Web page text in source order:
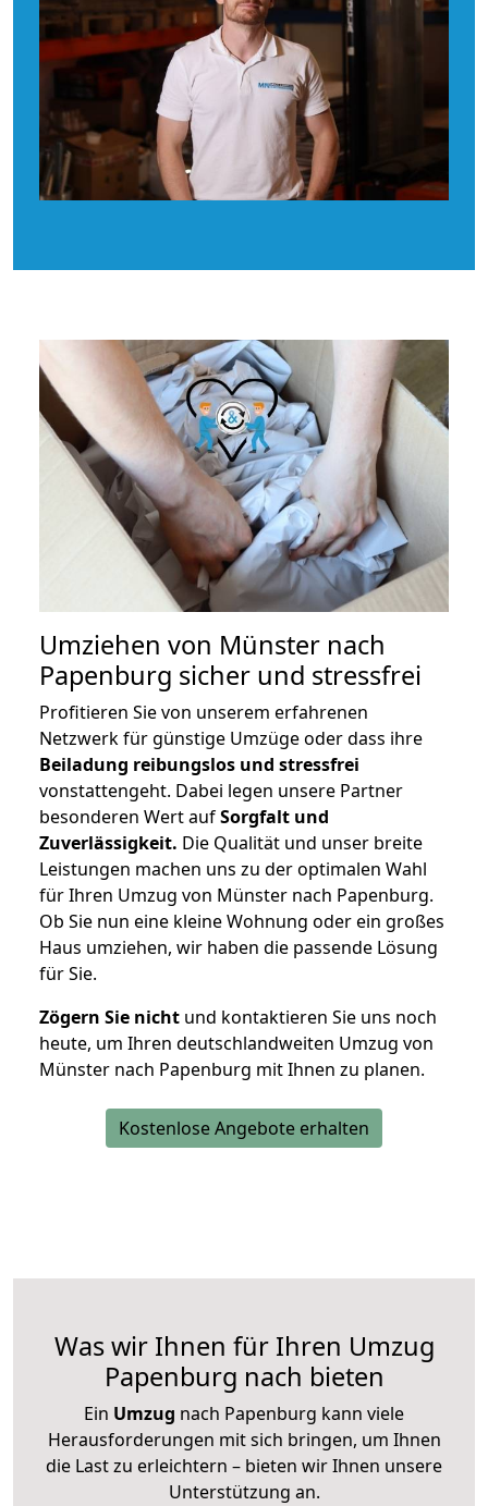
Umziehen von Münster nach
Papenburg sicher und stressfrei
Profitieren Sie von unserem erfahrenen
Netzwerk für günstige Umzüge oder dass ihre
Beiladung reibungslos und stressfrei
vonstattengeht. Dabei legen unsere Partner
besonderen Wert aufSorgfalt und
Zuverlässigkeit. Die Qualität und unser breite
Leistungen machen uns zu der optimalen Wahl
für Ihren Umzug von Münster nach Papenburg.
Ob Sie nun eine kleine Wohnung oder ein großes
Haus umziehen, wir haben die passende Lösung
für Sie.
Zögern Sie nicht und kontaktieren Sie uns noch
heute, um Ihren deutschlandweiten Umzug von
Münster nach Papenburg mit Ihnen zu planen.
Kostenlose Angebote erhalten
Was wir Ihnen für Ihren Umzug
Papenburg nach bieten
Ein Umzug nach Papenburg kann viele
Herausforderungen mit sich bringen, um Ihnen
die Last zu erleichtern – bieten wir Ihnen unsere
Unterstützung an.